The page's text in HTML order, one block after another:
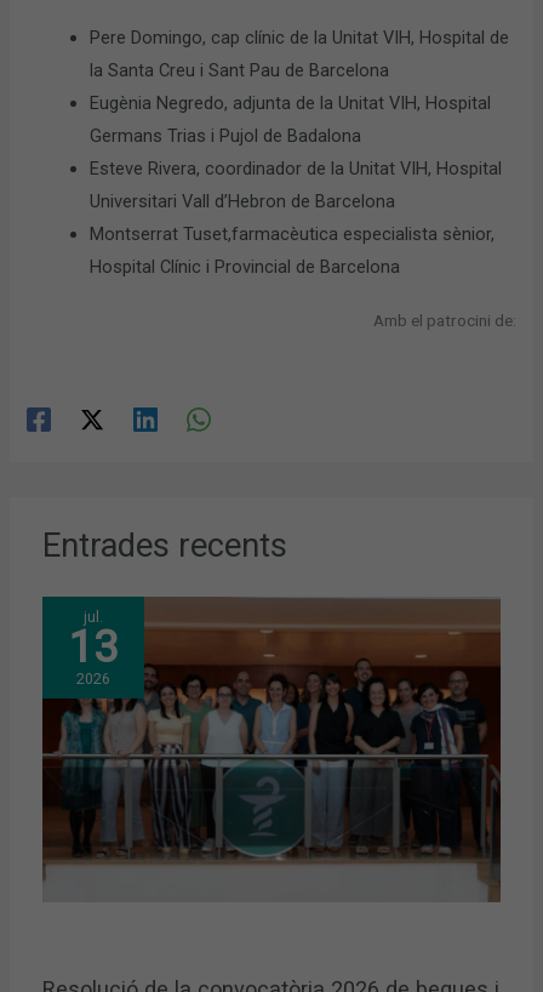
Pere Domingo, cap clínic de la Unitat VIH, Hospital de
la Santa Creu i Sant Pau de Barcelona
Eugènia Negredo, adjunta de la Unitat VIH, Hospital
Germans Trias i Pujol de Badalona
Esteve Rivera, coordinador de la Unitat VIH, Hospital
Universitari Vall d’Hebron de Barcelona
Montserrat Tuset,farmacèutica especialista sènior,
Hospital Clínic i Provincial de Barcelona
Amb el patrocini de:
Entrades recents
jul.
13
2026